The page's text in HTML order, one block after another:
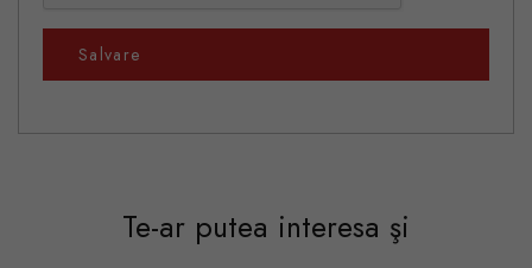
Salvare
Te-ar putea interesa şi